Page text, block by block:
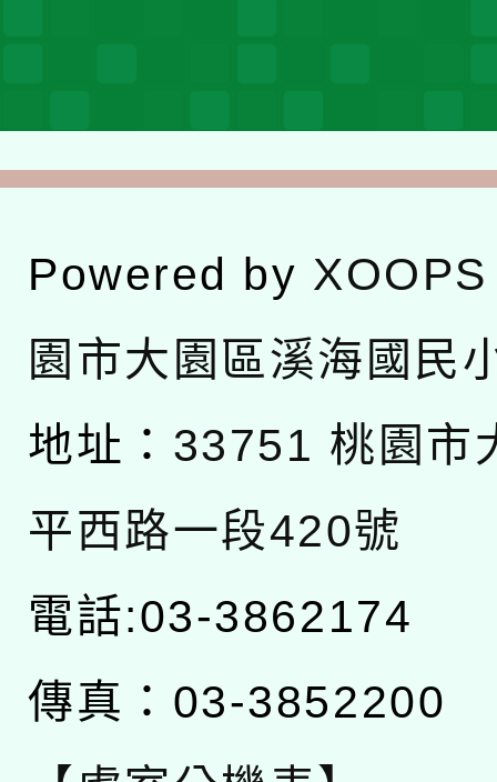
Powered by XOOPS
園市大園區溪海國民
地址： 33751 桃園市
平西路一段420號
電話:03-3862174
傳真：03-3852200